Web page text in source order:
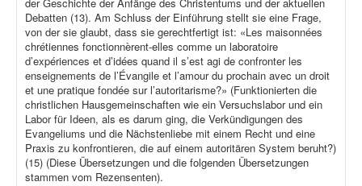
Debatten (13). Am Schluss der Einführung stellt sie eine Frage,
von der sie glaubt, dass sie gerechtfertigt ist: «Les maisonnées
chrétiennes fonctionnèrent-elles comme un laboratoire
d’expériences et d’idées quand il s’est agi de confronter les
enseignements de l’Évangile et l’amour du prochain avec un droit
et une pratique fondée sur l’autoritarisme?» (Funktionierten die
christlichen Hausgemeinschaften wie ein Versuchslabor und ein
Labor für Ideen, als es darum ging, die Verkündigungen des
Evangeliums und die Nächstenliebe mit einem Recht und eine
Praxis zu konfrontieren, die auf einem autoritären System beruht?)
(15) (Diese Übersetzungen und die folgenden Übersetzungen
stammen vom Rezensenten).